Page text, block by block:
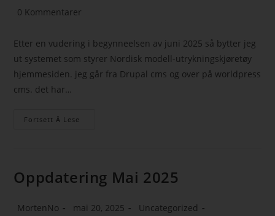
0 Kommentarer
Etter en vudering i begynneelsen av juni 2025 så bytter jeg
ut systemet som styrer Nordisk modell-utrykningskjøretøy
hjemmesiden. jeg går fra Drupal cms og over på worldpress
cms. det har…
Fortsett Å Lese
Oppdatering Mai 2025
MortenNo mai 20, 2025
Uncategorized